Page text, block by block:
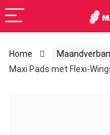
Home
Maxi Pads met Flexi-